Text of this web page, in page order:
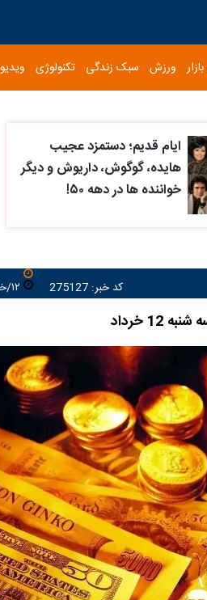
ورزش سبک زندگی تکنولوژی ویدیو
ایام قدیم؛ دستمزد عجیب
هایده، گوگوش، داریوش و دیگر
خواننده ها در دهه ۵۰!
کد خبر: 275127
خرداد